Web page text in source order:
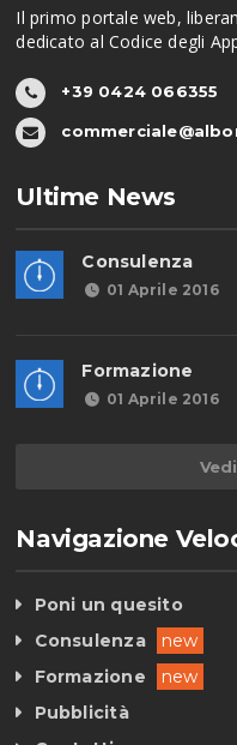
Il primo portale web,
dedicato al Codice degli
+39 0424 066355
Ultime News
Consulenza
01 Aprile 2016
Formazione
01 Aprile 2016
Navigazione
Poni un quesito
Consulenza
new
Formazione
new
Pubblicità